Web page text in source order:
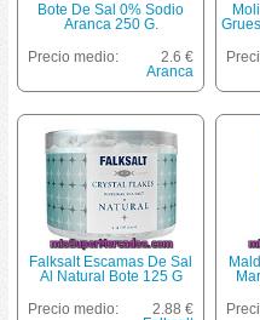
Bote De Sal 0% Sodio
Aranca 250 G.
Precio medio:
2.6 €
Aranca
Falksalt Escamas De Sal
Al Natural Bote 125 G
Precio medio:
2.88 €